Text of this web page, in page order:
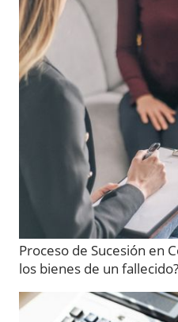
Proceso de Sucesión en
los bienes de un fallecido?